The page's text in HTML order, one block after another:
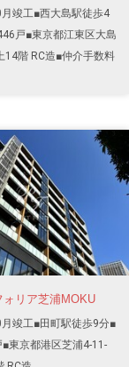
竣工■西大島駅徒歩4
戸■東京都江東区大島
14階 RC造■仲介手数料
ォリア芝浦MOKU
竣工■田町駅徒歩9分■
東京都港区芝浦4-11-